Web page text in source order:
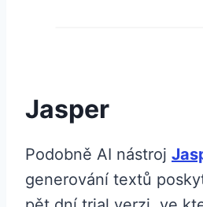
Jasper
Podobně AI nástroj
generování textů